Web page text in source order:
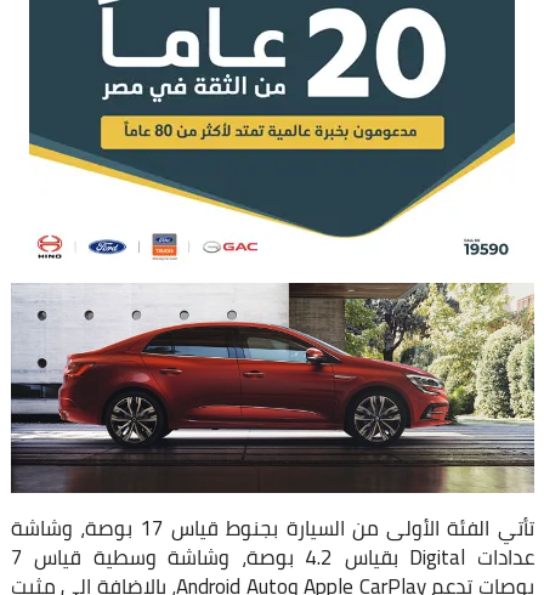
تأتي الفئة الأولى من السيارة بجنوط قياس 17 بوصة، وشاشة
عدادات Digital بقياس 4.2 بوصة، وشاشة وسطية قياس 7
بوصات تدعم Apple CarPlay وAndroid Auto، بالإضافة إلى مثبت